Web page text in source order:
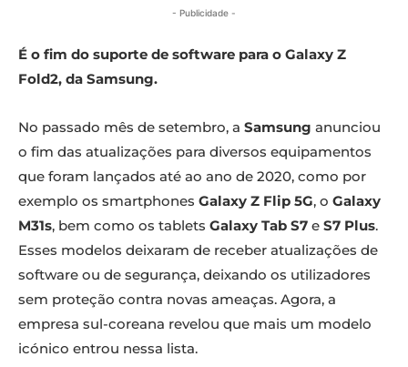
- Publicidade -
É o fim do suporte de software para o Galaxy Z
Fold2, da Samsung.
No passado mês de setembro, a Samsung anunciou
o fim das atualizações para diversos equipamentos
que foram lançados até ao ano de 2020, como por
exemplo os smartphones Galaxy Z Flip 5G, o Galaxy
M31s, bem como os tablets Galaxy Tab S7 e S7 Plus.
Esses modelos deixaram de receber atualizações de
software ou de segurança, deixando os utilizadores
sem proteção contra novas ameaças. Agora, a
empresa sul-coreana revelou que mais um modelo
icónico entrou nessa lista.